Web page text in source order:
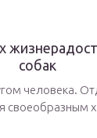
собак
человека.
своеобразным